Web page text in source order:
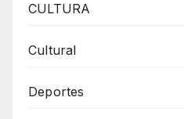
CULTURA
Cultural
Deportes